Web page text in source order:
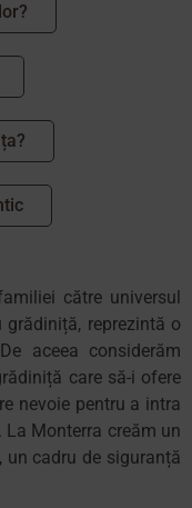
către universul
reprezintă o
aceea considerăm
care să-i ofere
nevoie pentru a intra
Monterra creăm un
un cadru de siguranță